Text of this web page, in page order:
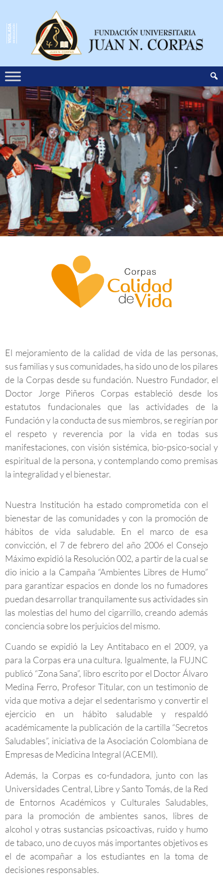
Calidad de Vida
El mejoramiento de la calidad de vida de las personas,
sus familias y sus comunidades, ha sido uno de los pilares
de la Corpas desde su fundación. Nuestro Fundador, el
Doctor Jorge Piñeros Corpas estableció desde los
estatutos fundacionales que las actividades de la
Fundación y la conducta de sus miembros, se regirían por
el respeto y reverencia por la vida en todas sus
manifestaciones, con visión sistémica, bio-psico-social y
espiritual de la persona, y contemplando como premisas
la integralidad y el bienestar.
Nuestra Institución ha estado comprometida con el
bienestar de las comunidades y con la promoción de
hábitos de vida saludable. En el marco de esa
convicción, el 7 de febrero del año 2006 el Consejo
Máximo expidió la Resolución 002, a partir de la cual se
dio inicio a la Campaña “Ambientes Libres de Humo”
para garantizar espacios en donde los no fumadores
puedan desarrollar tranquilamente sus actividades sin
las molestias del humo del cigarrillo, creando además
conciencia sobre los perjuicios del mismo.
Cuando se expidió la Ley Antitabaco en el 2009, ya
para la Corpas era una cultura. Igualmente, la FUJNC
publicó “Zona Sana”, libro escrito por el Doctor Álvaro
Medina Ferro, Profesor Titular, con un testimonio de
vida que motiva a dejar el sedentarismo y convertir el
ejercicio en un hábito saludable y respaldó
académicamente la publicación de la cartilla “Secretos
Saludables”, iniciativa de la Asociación Colombiana de
Empresas de Medicina Integral (ACEMI).
Además, la Corpas es co-fundadora, junto con las
Universidades Central, Libre y Santo Tomás, de la Red
de Entornos Académicos y Culturales Saludables,
para la promoción de ambientes sanos, libres de
alcohol y otras sustancias psicoactivas, ruido y humo
de tabaco, uno de cuyos más importantes objetivos es
el de acompañar a los estudiantes en la toma de
decisiones responsables.